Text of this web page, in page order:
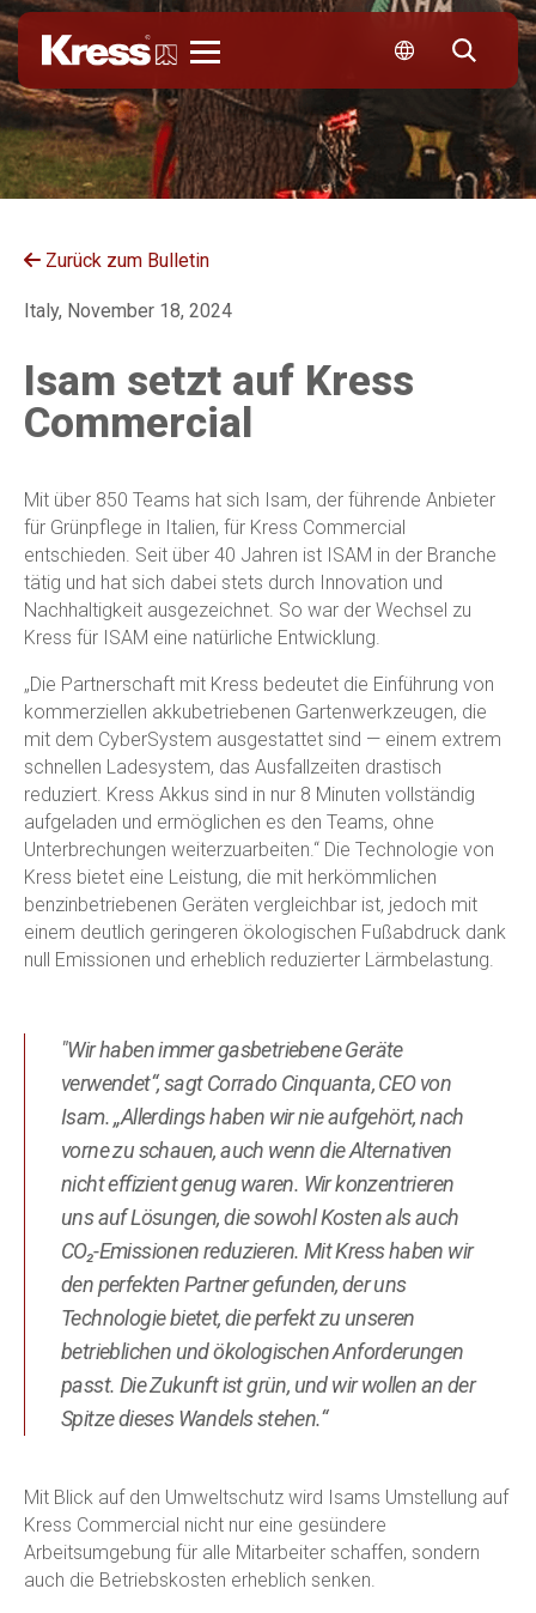
Zurück zum Bulletin
Italy, November 18, 2024
Isam setzt auf Kress
Commercial
Mit über 850 Teams hat sich Isam, der führende Anbieter
für Grünpflege in Italien, für Kress Commercial
entschieden. Seit über 40 Jahren ist ISAM in der Branche
tätig und hat sich dabei stets durch Innovation und
Nachhaltigkeit ausgezeichnet. So war der Wechsel zu
Kress für ISAM eine natürliche Entwicklung.
„Die Partnerschaft mit Kress bedeutet die Einführung von
kommerziellen akkubetriebenen Gartenwerkzeugen, die
mit dem CyberSystem ausgestattet sind — einem extrem
schnellen Ladesystem, das Ausfallzeiten drastisch
reduziert. Kress Akkus sind in nur 8 Minuten vollständig
aufgeladen und ermöglichen es den Teams, ohne
Unterbrechungen weiterzuarbeiten.“ Die Technologie von
Kress bietet eine Leistung, die mit herkömmlichen
benzinbetriebenen Geräten vergleichbar ist, jedoch mit
einem deutlich geringeren ökologischen Fußabdruck dank
null Emissionen und erheblich reduzierter Lärmbelastung.
"Wir haben immer gasbetriebene Geräte
verwendet“, sagt Corrado Cinquanta, CEO von
Isam. „Allerdings haben wir nie aufgehört, nach
vorne zu schauen, auch wenn die Alternativen
nicht effizient genug waren. Wir konzentrieren
uns auf Lösungen, die sowohl Kosten als auch
CO₂-Emissionen reduzieren. Mit Kress haben wir
den perfekten Partner gefunden, der uns
Technologie bietet, die perfekt zu unseren
betrieblichen und ökologischen Anforderungen
passt. Die Zukunft ist grün, und wir wollen an der
Spitze dieses Wandels stehen.“
Mit Blick auf den Umweltschutz wird Isams Umstellung auf
Kress Commercial nicht nur eine gesündere
Arbeitsumgebung für alle Mitarbeiter schaffen, sondern
auch die Betriebskosten erheblich senken.